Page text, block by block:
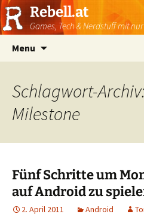
Rebell.at
Games, Tech & Nerdstuff mit
Menu
Schlagwort-
Milestone
Fünf Schritte um
auf Android zu
2. April 2011 Android